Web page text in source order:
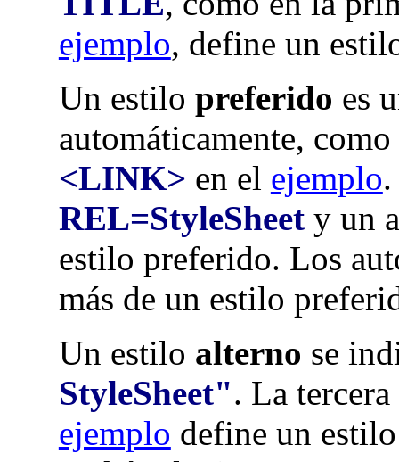
ejemplo, define un
Un estilo preferido es
automáticamente,
<LINK> en el ejemplo
REL=StyleSheety un
estilo preferido. Los
más de un estilo
Un estilo alterno se
StyleSheet". La
ejemplo define un